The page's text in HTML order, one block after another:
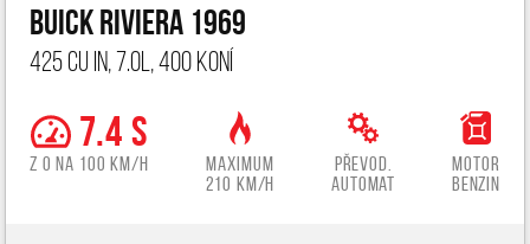
Buick Riviera 1969
425 cu in, 7.0L, 400 koní
7.4 s
z 0 na 100 km/h
Maximum
210 km/h
Převod.
automat
Motor
benzin